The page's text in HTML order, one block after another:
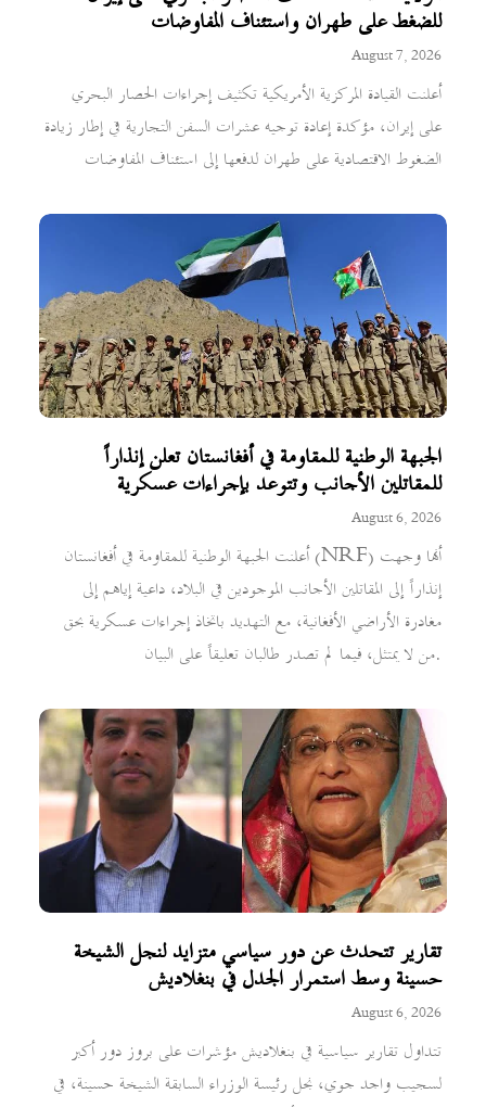
للضغط على طهران واستئناف المفاوضات
August 7, 2026
أعلنت القيادة المركزية الأمريكية تكثيف إجراءات الحصار البحري
على إيران، مؤكدة إعادة توجيه عشرات السفن التجارية في إطار زيادة
الضغوط الاقتصادية على طهران لدفعها إلى استئناف المفاوضات
الجبهة الوطنية للمقاومة في أفغانستان تعلن إنذاراً
للمقاتلين الأجانب وتتوعد بإجراءات عسكرية
August 6, 2026
أعلنت الجبهة الوطنية للمقاومة في أفغانستان (NRF) أنها وجهت
إنذاراً إلى المقاتلين الأجانب الموجودين في البلاد، داعية إياهم إلى
مغادرة الأراضي الأفغانية، مع التهديد باتخاذ إجراءات عسكرية بحق
من لا يمتثل، فيما لم تصدر طالبان تعليقاً على البيان.
تقارير تتحدث عن دور سياسي متزايد لنجل الشيخة
حسينة وسط استمرار الجدل في بنغلاديش
August 6, 2026
تتداول تقارير سياسية في بنغلاديش مؤشرات على بروز دور أكبر
لسجيب واجد جوي، نجل رئيسة الوزراء السابقة الشيخة حسينة، في